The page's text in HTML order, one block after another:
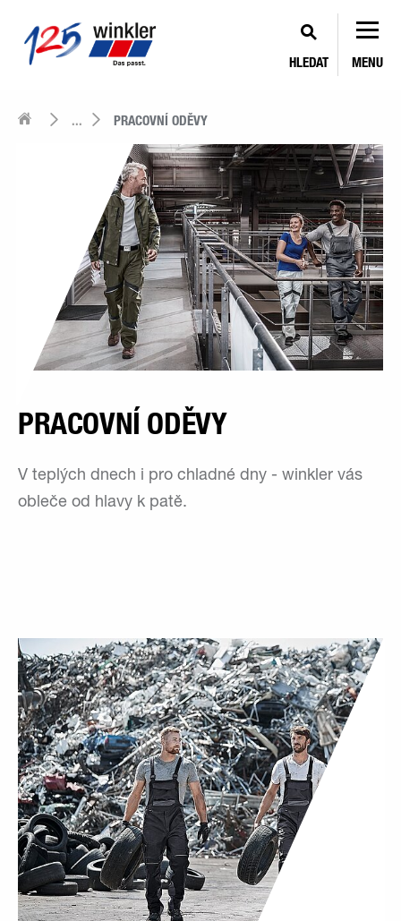
HLEDAT MENU
... PRACOVNÍ ODĚVY
PRACOVNÍ ODĚVY
V teplých dnech i pro chladné dny - winkler vás
obleče od hlavy k patě.